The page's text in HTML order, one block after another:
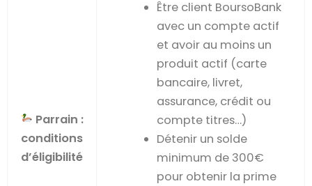
Parrain :
conditions
d’éligibilité
Être client BoursoBank
avec un compte actif
et avoir au moins un
produit actif (carte
bancaire, livret,
assurance, crédit ou
compte titres…)
Détenir un solde
minimum de 300€
pour obtenir la prime